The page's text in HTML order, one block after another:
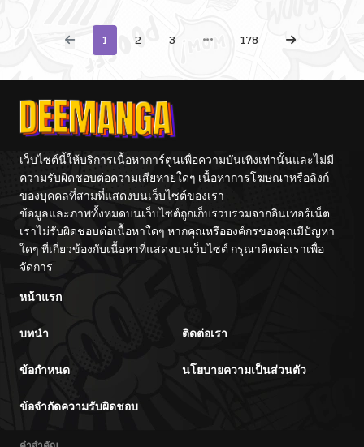
1 2 3 178
เว็บไซต์นี้ให้บริการเนื้อหาการ์ตูนเพื่อความบันเทิงเท่านั้นและไม่มี
ความรับผิดชอบต่อความเสียหายใดๆ เนื้อหาการโฆษณาหรือลิงก์
ของบุคคลที่สามที่แสดงบนเว็บไซต์ของเรา
ข้อมูลและภาพทั้งหมดบนเว็บไซต์ถูกเก็บรวบรวมจากอินเทอร์เน็ต
เราไม่รับผิดชอบต่อเนื้อหาใดๆ หากคุณหรือองค์กรของคุณมีปัญหา
ใดๆ ที่เกี่ยวข้องกับเนื้อหาที่แสดงบนเว็บไซต์ กรุณาติดต่อเราเพื่อ
จัดการ
หน้าแรก
บทนำ ติดต่อเรา
ข้อกำหนด นโยบายความเป็นส่วนตัว
ข้อจำกัดความรับผิดชอบ